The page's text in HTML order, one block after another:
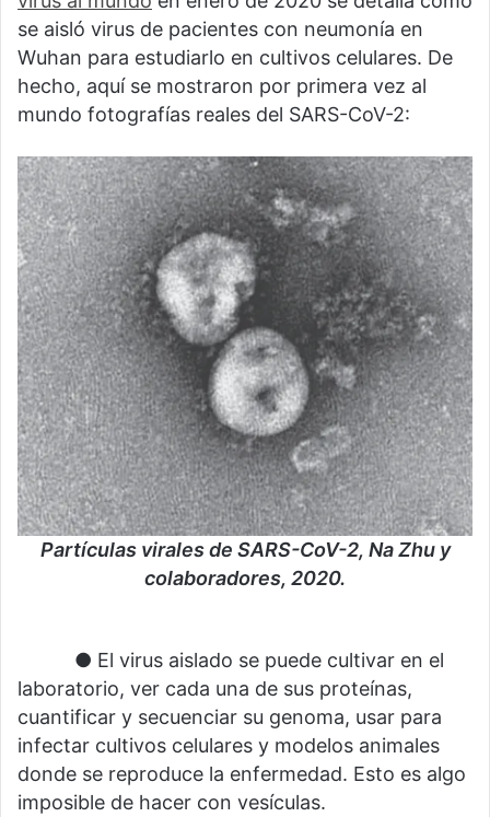
se aisló virus de pacientes con neumonía en
Wuhan para estudiarlo en cultivos celulares. De
hecho, aquí se mostraron por primera vez al
mundo fotografías reales del SARS-CoV-2:
Partículas virales de SARS-CoV-2, Na Zhu y
colaboradores, 2020.
⠀⠀⠀⠀● El virus aislado se puede cultivar en el
laboratorio, ver cada una de sus proteínas,
cuantificar y secuenciar su genoma, usar para
infectar cultivos celulares y modelos animales
donde se reproduce la enfermedad. Esto es algo
imposible de hacer con vesículas.